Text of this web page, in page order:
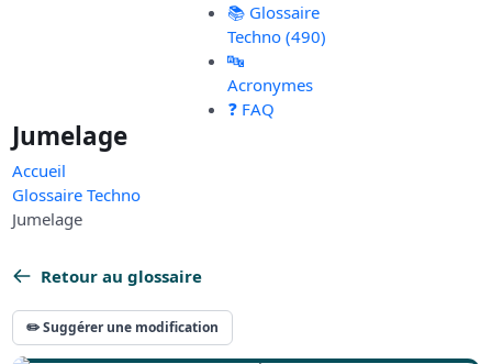
📚 Glossaire
Techno (490)
🔤
Acronymes
❓ FAQ
Jumelage
Accueil
Glossaire Techno
Jumelage
Retour au glossaire
✏️ Suggérer une modification